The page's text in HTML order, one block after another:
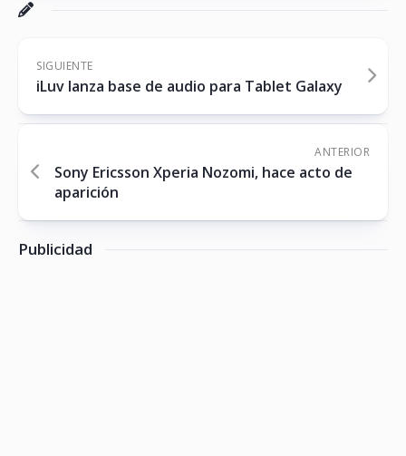
SIGUIENTE
iLuv lanza base de audio para Tablet Galaxy
ANTERIOR
Sony Ericsson Xperia Nozomi, hace acto de
aparición
Publicidad